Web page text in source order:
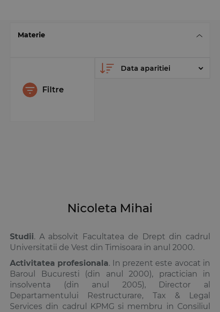
Materie
Filtre
Nicoleta Mihai
Studii. A absolvit Facultatea de Drept din cadrul
Universitatii de Vest din Timisoara in anul 2000.
Activitatea profesionala. In prezent este avocat in
Baroul Bucuresti (din anul 2000), practician in
insolventa (din anul 2005), Director al
Departamentului Restructurare, Tax & Legal
Services din cadrul KPMG si membru in Consiliul